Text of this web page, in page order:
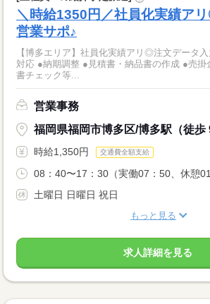
＼時給1350円／社員化実績ア
営業サポ♪
【博多エリア】社員化実績アリ◎注文データ
対応 ●納期調整 ●見積書・納品書の作成 ●売掛
書チェック等...
営業事務
福岡県福岡市博多区/博多駅（徒歩
時給1,350円 交通費全額支給
08：40〜17：30（実働07：50、休憩
土曜日 日曜日 祝日
もっと見る
求人詳細を見る